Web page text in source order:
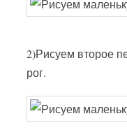
2)Рисуем второе
рог.